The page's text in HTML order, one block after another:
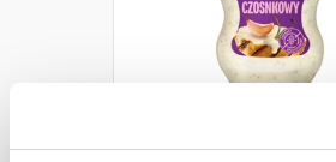
Develey Sos